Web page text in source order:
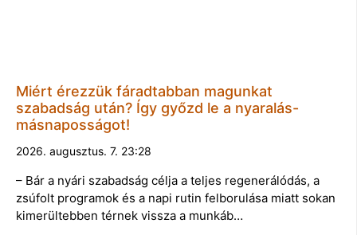
Miért érezzük fáradtabban magunkat
szabadság után? Így győzd le a nyaralás-
másnaposságot!
2026. augusztus. 7. 23:28
– Bár a nyári szabadság célja a teljes regenerálódás, a
zsúfolt programok és a napi rutin felborulása miatt sokan
kimerültebben térnek vissza a munkáb…